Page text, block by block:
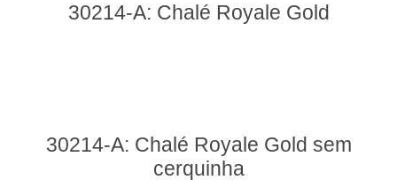
30214-A: Chalé Royale Gold
30214-A: Chalé Royale Gold sem
cerquinha